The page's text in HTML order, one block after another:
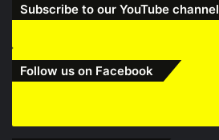
Subscribe to our YouTube channel
Follow us on Facebook